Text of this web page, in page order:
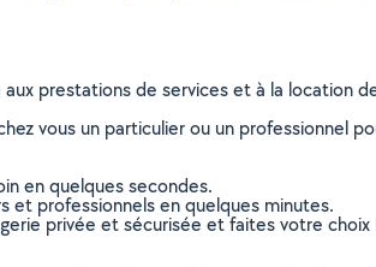
prestations de services et à la
vous un particulier ou un professionnel
en quelques secondes.
et professionnels en quelques minutes.
privée et sécurisée et faites votre choix